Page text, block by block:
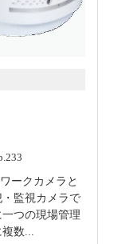
ークカメラと
監視カメラで
つの現場管理
数...